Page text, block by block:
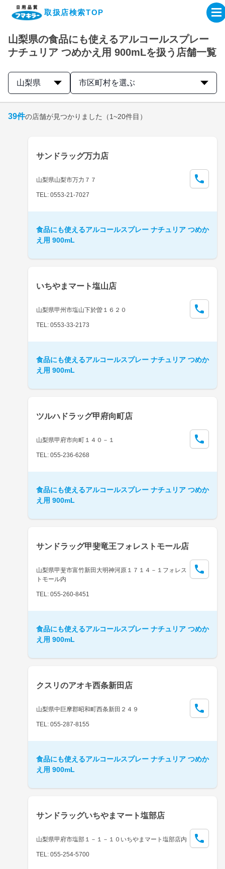
取扱店検索TOP
企業・IR情報サイト
製品情報サイト
取扱店検索はこちら
山梨県の食品にも使えるアルコールスプレー
ナチュリア つめかえ用 900mLを扱う店舗一覧
山梨県 市区町村を選ぶ
39件の店舗が見つかりました （1~20件目）
サンドラッグ万力店
山梨県山梨市万力７７
TEL: 0553-21-7027
食品にも使えるアルコールスプレー ナチュリア つめか
え用 900mL
いちやまマート塩山店
山梨県甲州市塩山下於曽１６２０
TEL: 0553-33-2173
食品にも使えるアルコールスプレー ナチュリア つめか
え用 900mL
ツルハドラッグ甲府向町店
山梨県甲府市向町１４０－１
TEL: 055-236-6268
食品にも使えるアルコールスプレー ナチュリア つめか
え用 900mL
サンドラッグ甲斐竜王フォレストモール店
山梨県甲斐市富竹新田大明神河原１７１４－１フォレス
トモール内
TEL: 055-260-8451
食品にも使えるアルコールスプレー ナチュリア つめか
え用 900mL
クスリのアオキ西条新田店
山梨県中巨摩郡昭和町西条新田２４９
TEL: 055-287-8155
食品にも使えるアルコールスプレー ナチュリア つめか
え用 900mL
サンドラッグいちやまマート塩部店
山梨県甲府市塩部１－１－１０いちやまマート塩部店内
TEL: 055-254-5700